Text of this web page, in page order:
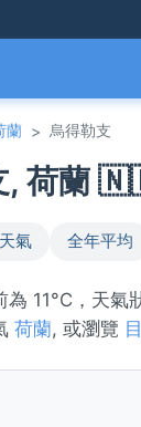
蘭 > 烏得勒支
, 荷蘭
氣 全年平均
11°C，天
荷蘭, 或瀏覽